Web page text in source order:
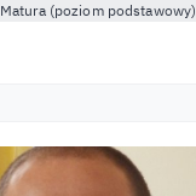
Matura (poziom podstawowy)